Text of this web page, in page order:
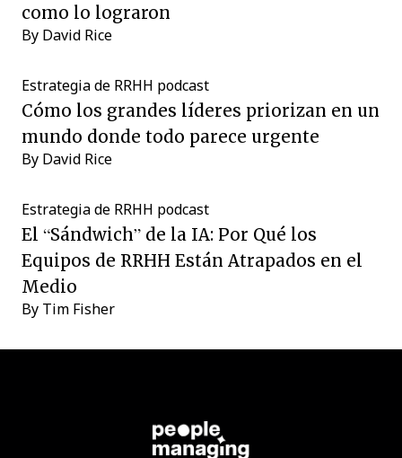
como lo lograron
By David Rice
Estrategia de RRHH podcast
Cómo los grandes líderes priorizan en un
mundo donde todo parece urgente
By David Rice
Estrategia de RRHH podcast
El “Sándwich” de la IA: Por Qué los
Equipos de RRHH Están Atrapados en el
Medio
By Tim Fisher